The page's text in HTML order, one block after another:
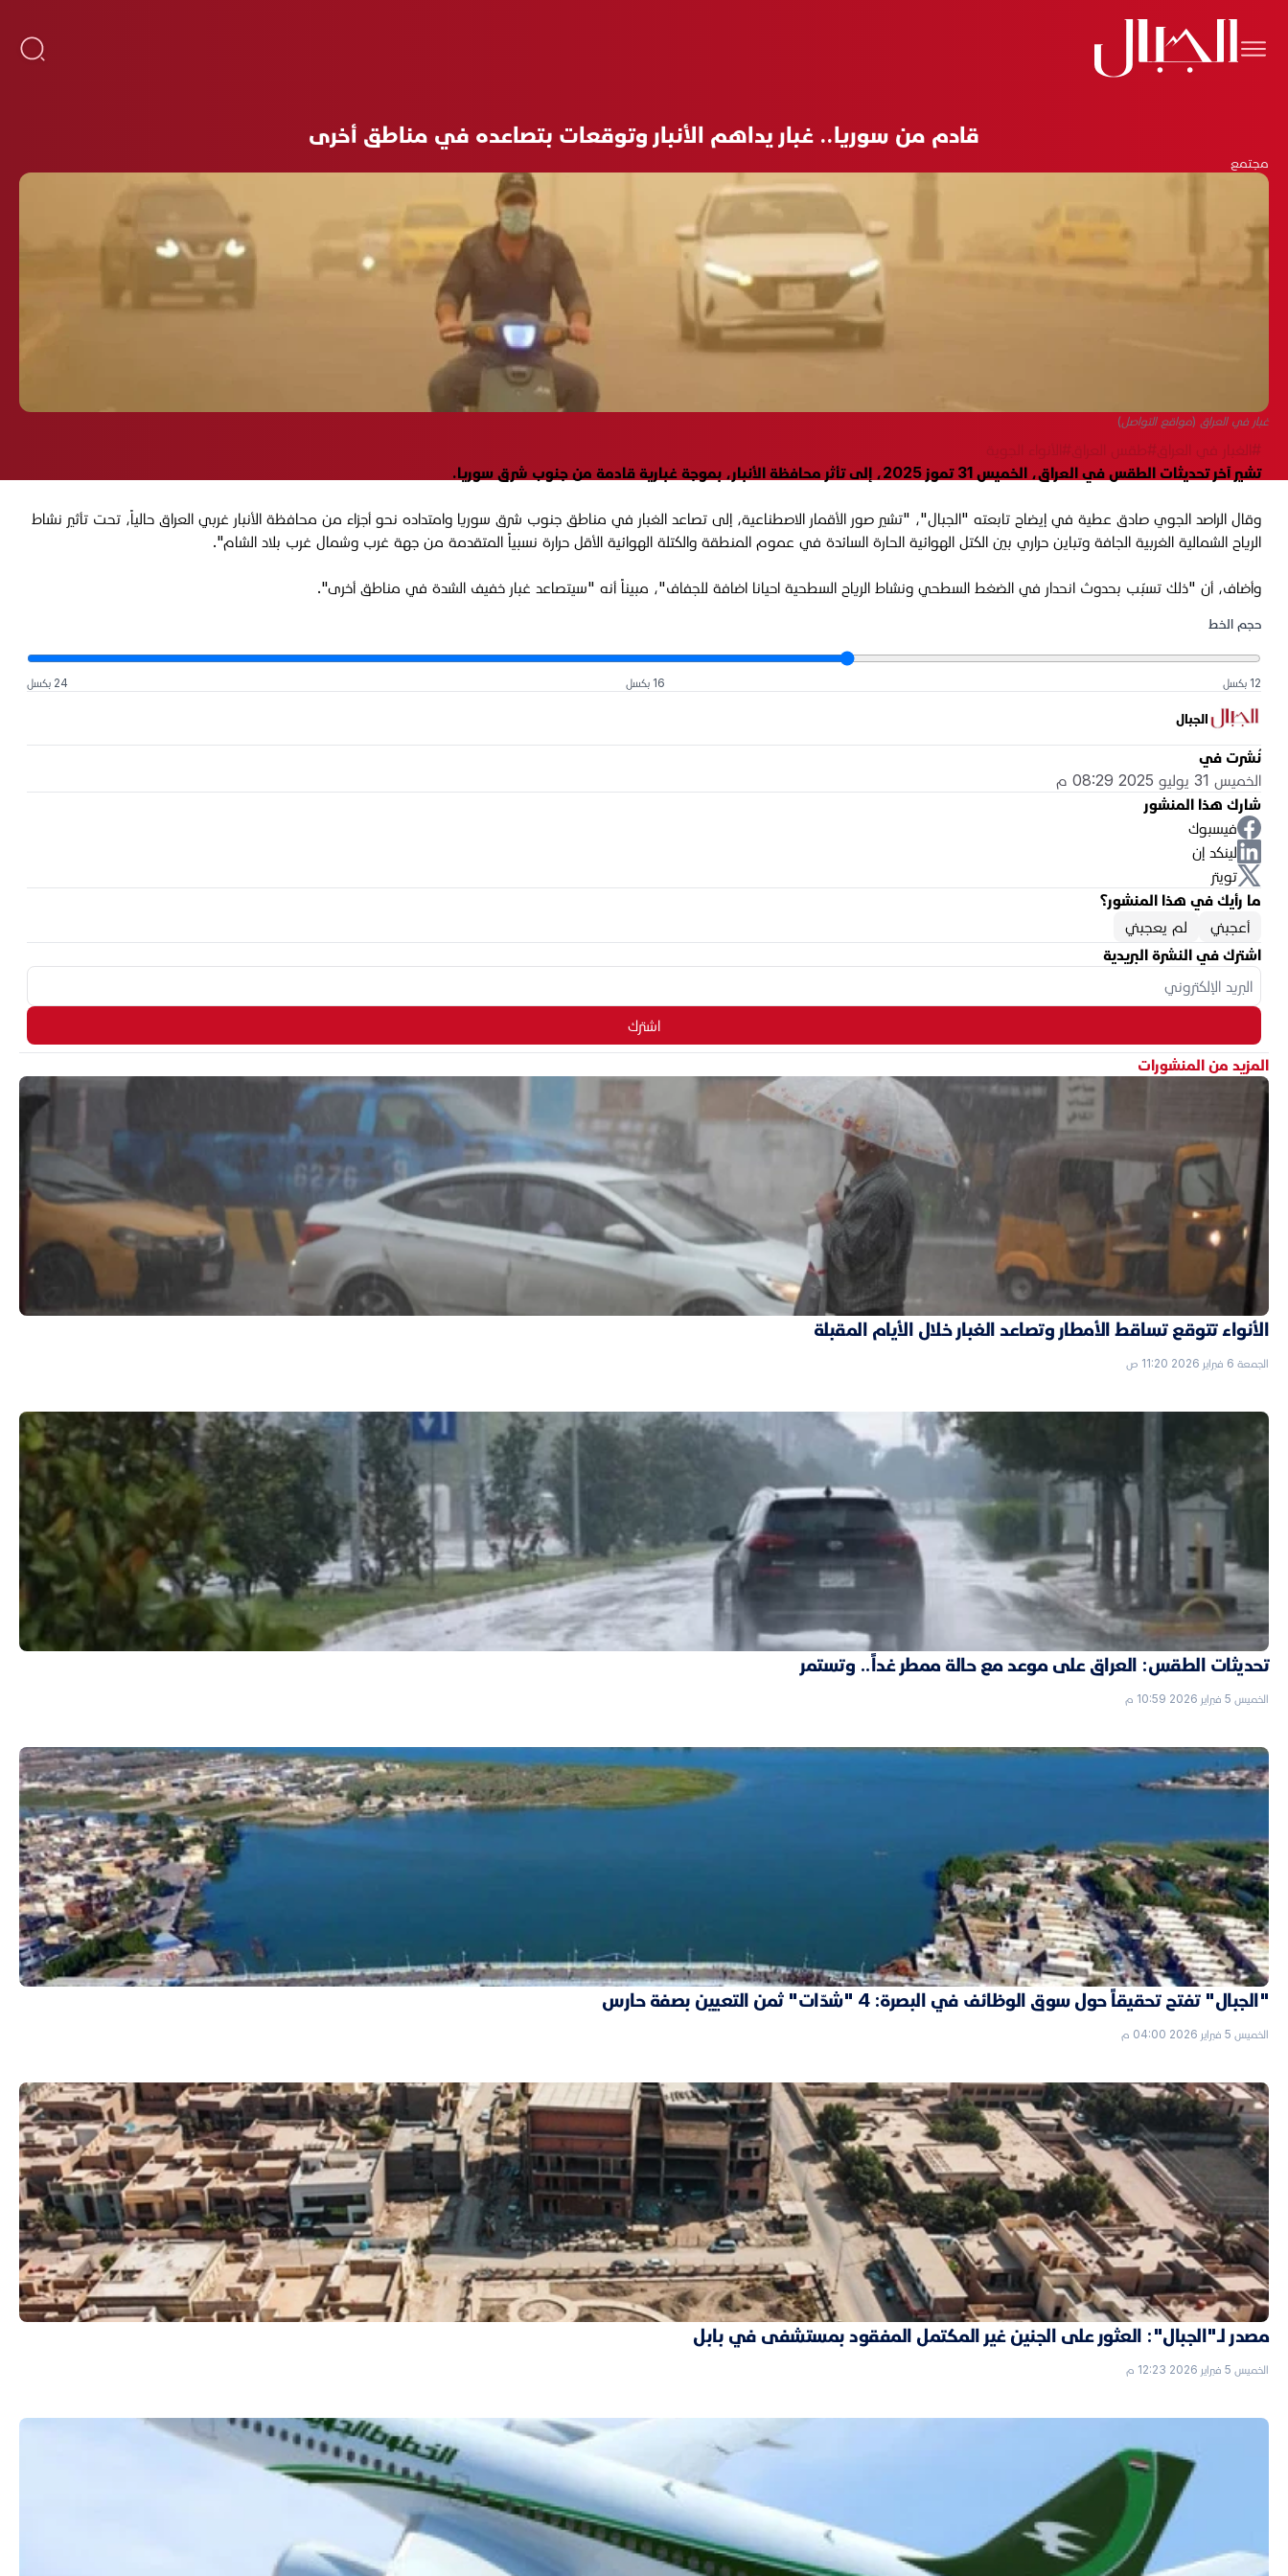
قادم من سوريا.. غبار يداهم الأنبار وتوقعات بتصاعده في مناطق أخرى
مجتمع
غبار في العراق (مواقع التواصل)
#الغبار في العراق#طقس العراق#الأنواء الجوية
تشير آخر تحديثات الطقس في العراق، الخميس 31 تموز 2025، إلى تأثر محافظة الأنبار، بموجة غبارية قادمة من جنوب شرق سوريا.
وقال الراصد الجوي صادق عطية في إيضاح تابعته "الجبال"، "تشير صور الأقمار الاصطناعية، إلى تصاعد الغبار في مناطق جنوب شرق سوريا وامتداده نحو أجزاء من محافظة الأنبار غربي العراق حالياً، تحت تأثير نشاط
الرياح الشمالية الغربية الجافة وتباين حراري بين الكتل الهوائية الحارة السائدة في عموم المنطقة والكتلة الهوائية الأقل حرارة نسبياً المتقدمة من جهة غرب وشمال غرب بلاد الشام".
وأضاف، أن "ذلك تسبّب بحدوث انحدار في الضغط السطحي ونشاط الرياح السطحية احيانا اضافة للجفاف"، مبيناً أنه "سيتصاعد غبار خفيف الشدة في مناطق أخرى".
حجم الخط
12 بكسل 16 بكسل 24 بكسل
الجبال
نُشرت في
الخميس 31 يوليو 2025 08:29 م
شارك هذا المنشور
فيسبوك
لينكد إن
تويتر
ما رأيك في هذا المنشور؟
أعجبني
لم يعجبني
اشترك في النشرة البريدية
اشترك
المزيد من المنشورات
الأنواء تتوقع تساقط الأمطار وتصاعد الغبار خلال الأيام المقبلة
الجمعة 6 فبراير 2026 11:20 ص
تحديثات الطقس: العراق على موعد مع حالة ممطر غداً.. وتستمر
الخميس 5 فبراير 2026 10:59 م
"الجبال" تفتح تحقيقاً حول سوق الوظائف في البصرة: 4 "شدّات" ثمن التعيين بصفة حارس
الخميس 5 فبراير 2026 04:00 م
مصدر لـ"الجبال": العثور على الجنين غير المكتمل المفقود بمستشفى في بابل
الخميس 5 فبراير 2026 12:23 م